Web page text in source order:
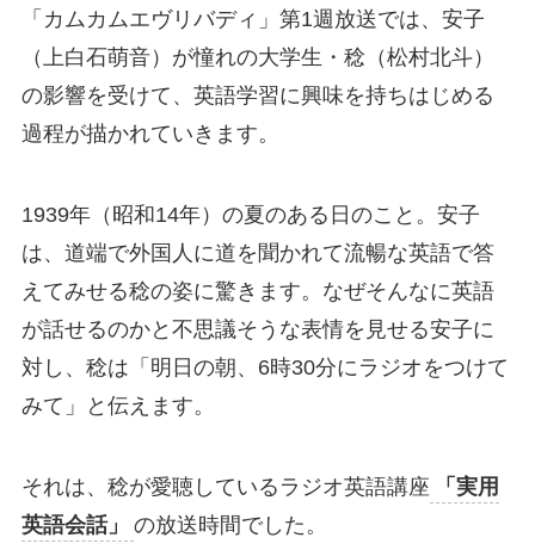
「カムカムエヴリバディ」第1週放送では、安子
（上白石萌音）が憧れの大学生・稔（松村北斗）
の影響を受けて、英語学習に興味を持ちはじめる
過程が描かれていきます。
1939年（昭和14年）の夏のある日のこと。安子
は、道端で外国人に道を聞かれて流暢な英語で答
えてみせる稔の姿に驚きます。なぜそんなに英語
が話せるのかと不思議そうな表情を見せる安子に
対し、稔は「明日の朝、6時30分にラジオをつけて
みて」と伝えます。
それは、稔が愛聴しているラジオ英語講座
「実用
英語会話」
の放送時間でした。